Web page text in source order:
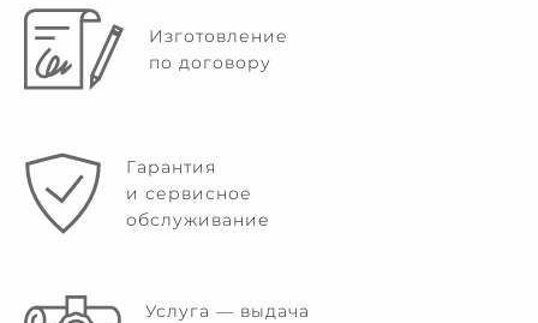
Изготовление
по договору
Гарантия
и сервисное
обслуживание
Услуга — выдача